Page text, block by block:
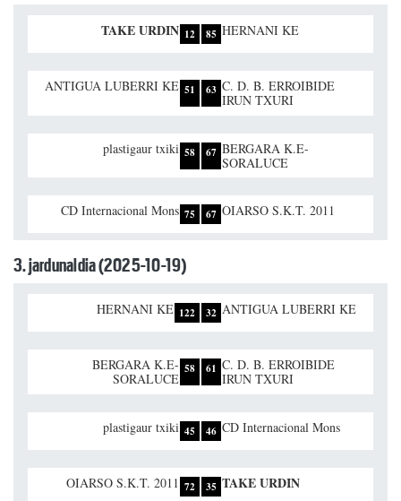
TAKE URDIN 12 85 HERNANI KE
ANTIGUA LUBERRI KE 51 63 C. D. B. ERROIBIDE
IRUN TXURI
plastigaur txiki 58 67 BERGARA K.E-
SORALUCE
CD Internacional Mons 75 67 OIARSO S.K.T. 2011
3. jardunaldia (2025-10-19)
HERNANI KE 122 32 ANTIGUA LUBERRI KE
BERGARA K.E-
SORALUCE
58 61 C. D. B. ERROIBIDE
IRUN TXURI
plastigaur txiki 45 46 CD Internacional Mons
OIARSO S.K.T. 2011 72 35 TAKE URDIN